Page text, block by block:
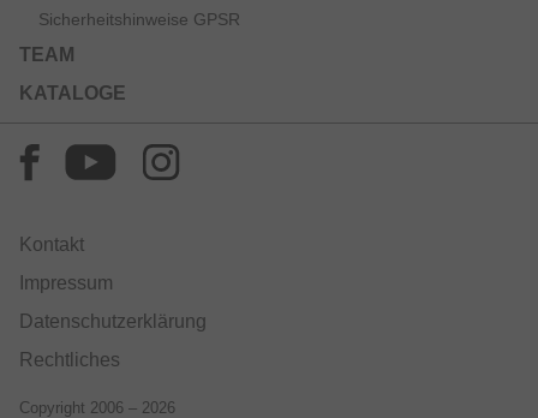
Sicherheitshinweise GPSR
TEAM
KATALOGE
Kontakt
Impressum
Datenschutzerklärung
Rechtliches
Copyright 2006 – 2026